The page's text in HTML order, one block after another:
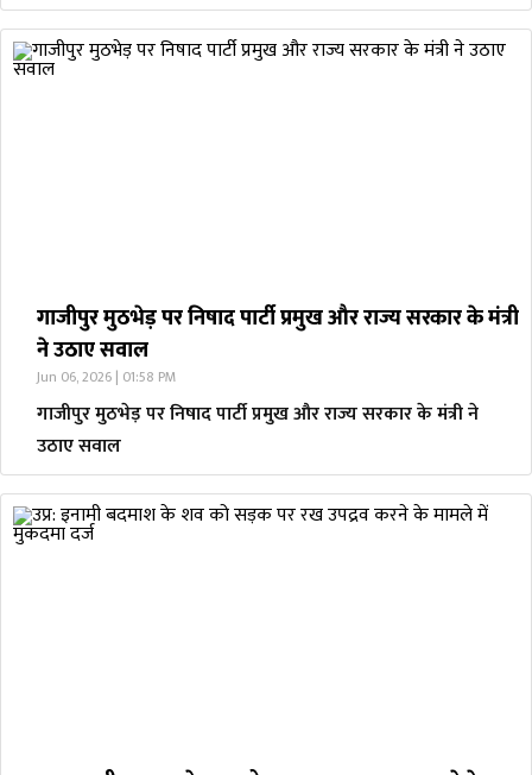
गाजीपुर मुठभेड़ पर निषाद पार्टी प्रमुख और राज्य सरकार के मंत्री
ने उठाए सवाल
Jun 06, 2026 | 01:58 PM
गाजीपुर मुठभेड़ पर निषाद पार्टी प्रमुख और राज्य सरकार के मंत्री ने
उठाए सवाल